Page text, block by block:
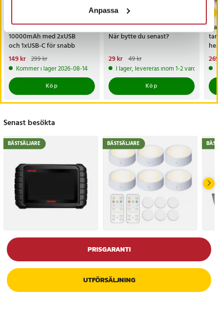
Anpassa
%
Joyroom powerbank
10000mAh med 2xUSB
och 1xUSB-C för snabb
laddning
Nuvarande pris
149 krTidigare pris:299 kr
149 kr 299 kr
Kommer i lager 2026-08-14
Köp
Batteri till brandvarnare -
När bytte du senast?
Nuvarande pris
29 krTidigare pris:49 kr
29 kr 49 kr
I lager, levereras inom 1-2 vardagar
Köp
Senast besökta
BÄSTSÄLJARE BÄSTSÄLJARE
PRISGARANTI
UTFÖRSÄLJNING